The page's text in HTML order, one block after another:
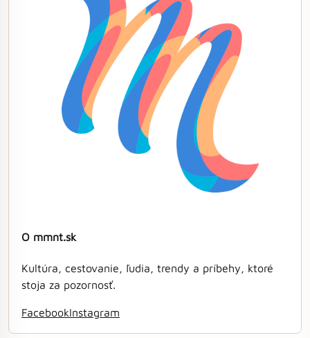
O mmnt.sk
Kultúra, cestovanie, ľudia, trendy a príbehy, ktoré
stoja za pozornosť.
FacebookInstagram